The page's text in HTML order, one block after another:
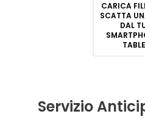
CARICA
SCATTA
DAL
Servizio